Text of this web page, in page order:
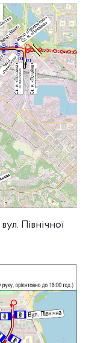
вул. Північної